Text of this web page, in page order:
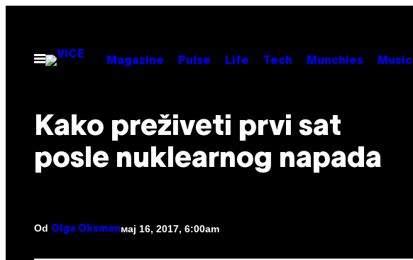
садржај
Otvori
Meni
Magazine Pulse Life Tech Munchies Music
Kako preživeti prvi sat
posle nuklearnog napada
Od Olga Oksmanмај 16, 2017, 6:00am